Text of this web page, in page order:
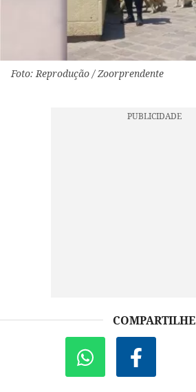
Foto: Reprodução / Zoorprendente
COMPARTILHE